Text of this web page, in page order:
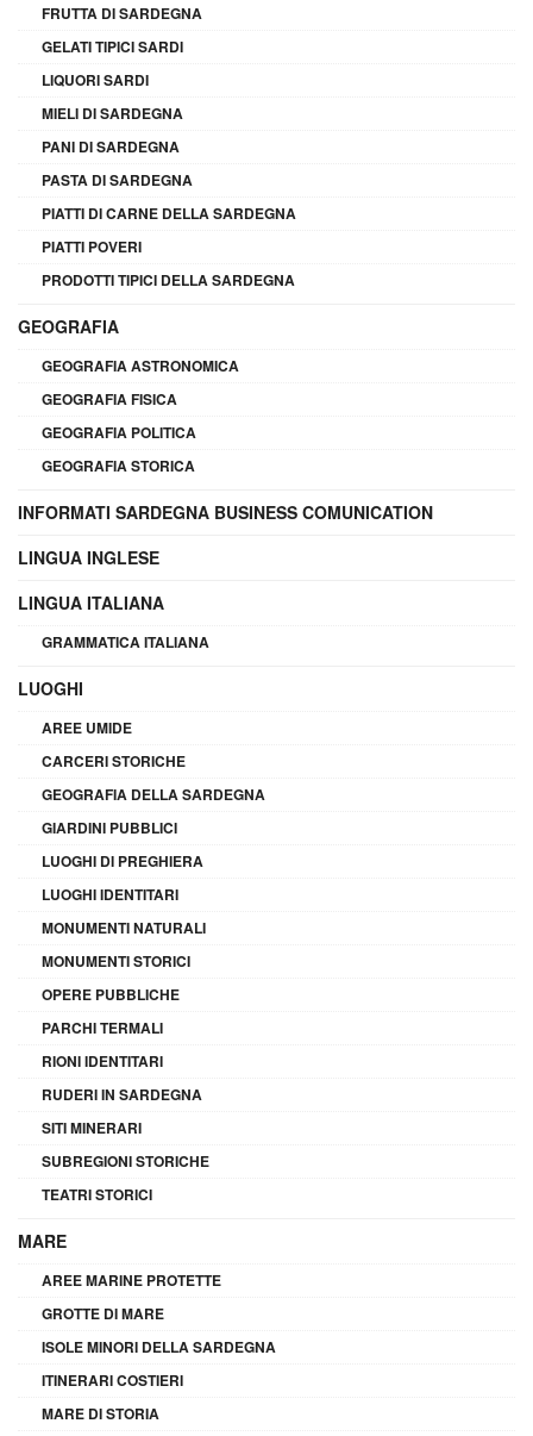
FRUTTA DI SARDEGNA
GELATI TIPICI SARDI
LIQUORI SARDI
MIELI DI SARDEGNA
PANI DI SARDEGNA
PASTA DI SARDEGNA
PIATTI DI CARNE DELLA SARDEGNA
PIATTI POVERI
PRODOTTI TIPICI DELLA SARDEGNA
GEOGRAFIA
GEOGRAFIA ASTRONOMICA
GEOGRAFIA FISICA
GEOGRAFIA POLITICA
GEOGRAFIA STORICA
INFORMATI SARDEGNA BUSINESS COMUNICATION
LINGUA INGLESE
LINGUA ITALIANA
GRAMMATICA ITALIANA
LUOGHI
AREE UMIDE
CARCERI STORICHE
GEOGRAFIA DELLA SARDEGNA
GIARDINI PUBBLICI
LUOGHI DI PREGHIERA
LUOGHI IDENTITARI
MONUMENTI NATURALI
MONUMENTI STORICI
OPERE PUBBLICHE
PARCHI TERMALI
RIONI IDENTITARI
RUDERI IN SARDEGNA
SITI MINERARI
SUBREGIONI STORICHE
TEATRI STORICI
MARE
AREE MARINE PROTETTE
GROTTE DI MARE
ISOLE MINORI DELLA SARDEGNA
ITINERARI COSTIERI
MARE DI STORIA